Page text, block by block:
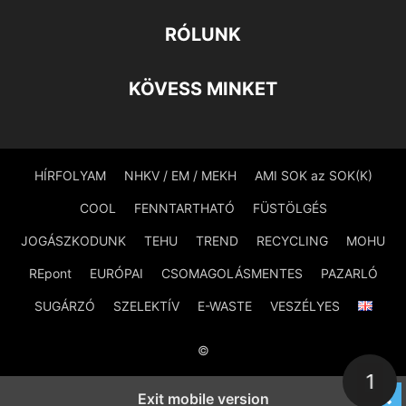
RÓLUNK
KÖVESS MINKET
HÍRFOLYAM NHKV / EM / MEKH AMI SOK az SOK(K)
COOL FENNTARTHATÓ FÜSTÖLGÉS
JOGÁSZKODUNK TEHU TREND RECYCLING MOHU
REpont EURÓPAI CSOMAGOLÁSMENTES PAZARLÓ
SUGÁRZÓ SZELEKTÍV E-WASTE VESZÉLYES
©
1
Exit mobile version